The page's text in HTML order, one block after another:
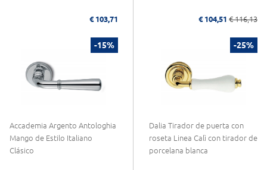
€ 103,71 € 104,51 € 116,13
-15%
Accademia Argento Antologhia
Mango de Estilo Italiano
Clásico
-25%
Dalia Tirador de puerta con
roseta Linea Calì con tirador de
porcelana blanca